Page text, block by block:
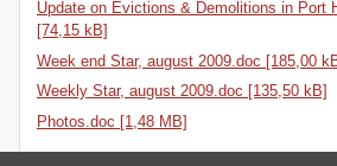
Update on Evictions & Demolitions in Port
[74,15 kB]
Week end Star, august 2009.doc [185,00
Weekly Star, august 2009.doc [135,50 kB]
Photos.doc [1,48 MB]